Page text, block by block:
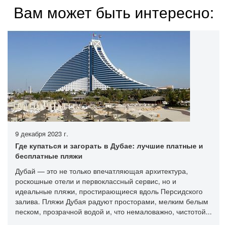
Вам может быть интересно:
9 декабря 2023 г.
Где купаться и загорать в Дубае: лучшие платные и
бесплатные пляжи
Дубай — это не только впечатляющая архитектура,
роскошные отели и первоклассный сервис, но и
идеальные пляжи, простирающиеся вдоль Персидского
залива. Пляжи Дубая радуют просторами, мелким белым
песком, прозрачной водой и, что немаловажно, чистотой...